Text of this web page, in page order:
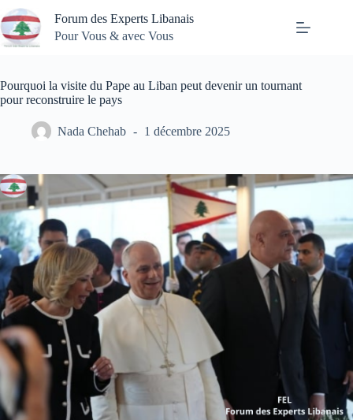
Passer
au
contenu
Forum des Experts Libanais
Pour Vous & avec Vous
Pourquoi la visite du Pape au Liban peut devenir un tournant
pour reconstruire le pays
Nada Chehab 1 décembre 2025